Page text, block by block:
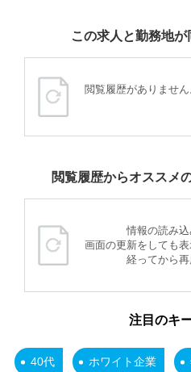
この求人と勤務地
閲覧履歴がありませ
閲覧履歴からオススメ
情報の読み込
画面の更新をしても
経ってから再
注目のキ
40代 ホワイト企業